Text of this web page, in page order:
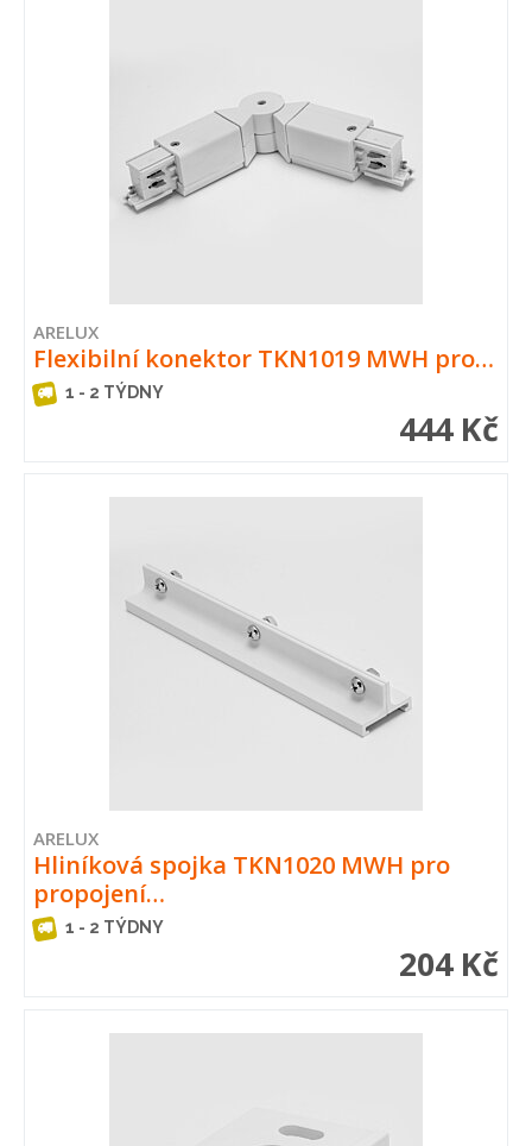
ARELUX
Flexibilní konektor TKN1019 MWH pro…
1 - 2 TÝDNY
444 Kč
ARELUX
Hliníková spojka TKN1020 MWH pro
propojení…
1 - 2 TÝDNY
204 Kč